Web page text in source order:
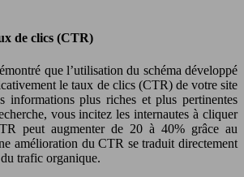
de clics (CTR)
que l’utilisation du schéma développé
le taux de clics (CTR) de votre site
informations plus riches et plus pertinentes
vous incitez les internautes à cliquer
peut augmenter de 20 à 40% grâce au
amélioration du CTR se traduit directement
trafic organique.